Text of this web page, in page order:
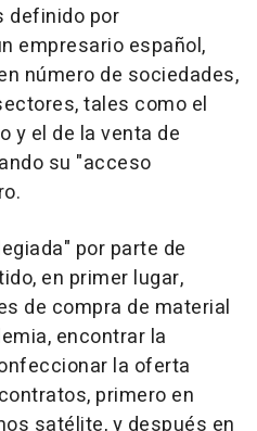
definido por
empresario español,
número de sociedades,
tales como el
y el de la venta de
su "acceso
por parte de
en primer lugar,
de compra de material
encontrar la
la oferta
primero en
satélite, y después en